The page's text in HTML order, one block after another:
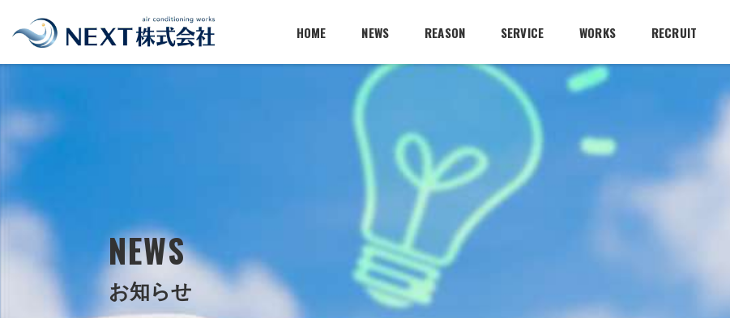
HOME NEWS REASON SERVICE
業務用エアコンリース
業務用エアコン洗浄
家庭用エアコン洗浄
エアコン取付け・取外し
WORKS RECRUIT
NEWS